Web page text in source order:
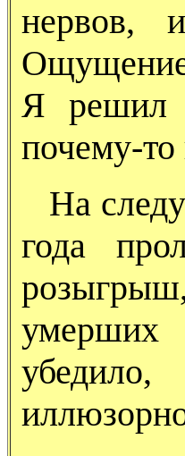
нервов,
Ощущение
Я решил
почему-то
На
года
умерших